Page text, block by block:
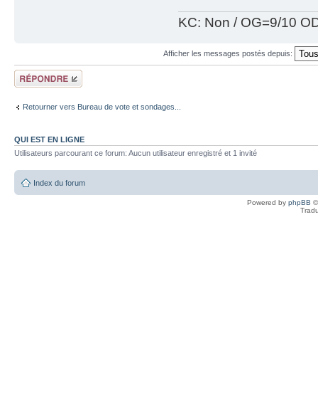
KC: Non / OG=9/10
Afficher les messages postés depuis:
Répondre
Retourner vers Bureau de vote et sondages...
QUI EST EN LIGNE
Utilisateurs parcourant ce forum: Aucun utilisateur enregistré et 1 invité
Index du forum
Powered by phpBB